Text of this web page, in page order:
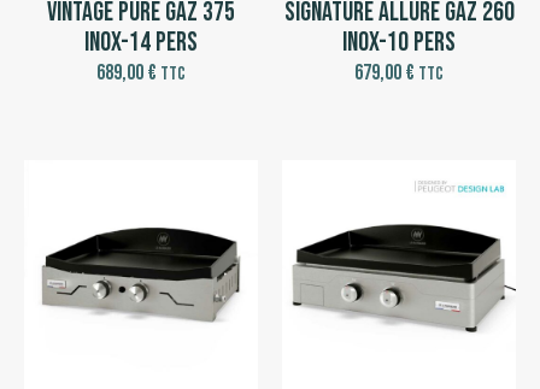
Vintage Pure Gaz 375
Inox-14 pers
689,00€ TTC
Signature Allure Gaz 260
Inox-10 pers
679,00€ TTC